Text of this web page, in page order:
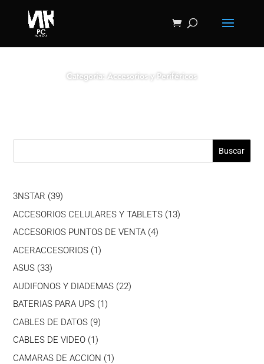
Categoría: Accesorios y Periféricos
Buscar
3NSTAR 3939
productos
ACCESORIOS CELULARES Y TABLETS 1313
ACCESORIOS PUNTOS DE VENTA 44
ACERACCESORIOS 11
ASUS 3333
productos
AUDIFONOS Y DIADEMAS 2222
BATERIAS PARA UPS 1 1
CABLES DE DATOS 99
CABLES DE VIDEO 1 1
producto
CAMARAS DE ACCION 11